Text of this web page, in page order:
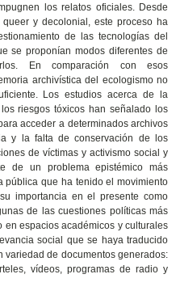
los relatos oficiales. Desde
y decolonial, este proceso ha
de las tecnologías del
se proponían modos diferentes de
En comparación con esos
archivística del ecologismo no
Los estudios acerca de la
riesgos tóxicos han señalado los
acceder a determinados archivos
y la falta de conservación de los
de víctimas y activismo social y
de un problema epistémico más
pública que ha tenido el movimiento
importancia en el presente como
de las cuestiones políticas más
espacios académicos y culturales
social que se haya traducido
variedad de documentos generados:
vídeos, programas de radio y